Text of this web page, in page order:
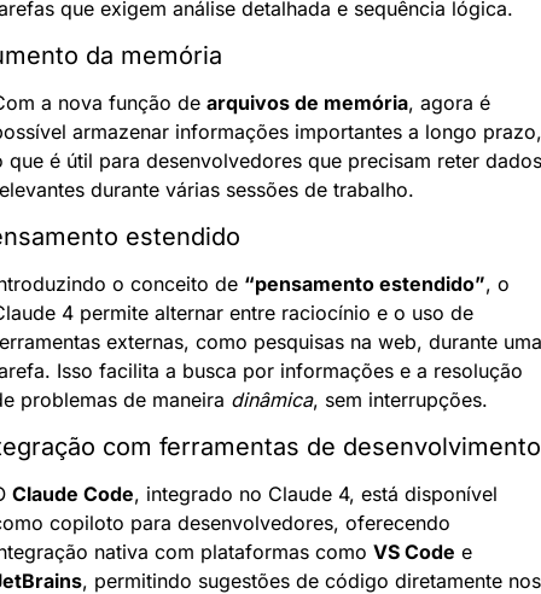
que exigem análise detalhada e sequência lógica.
da memória
a nova função de arquivos de memória, agora é
armazenar informações importantes a longo prazo,
que é útil para desenvolvedores que precisam reter dados
durante várias sessões de trabalho.
estendido
o conceito de “pensamento estendido”, o
4 permite alternar entre raciocínio e o uso de
externas, como pesquisas na web, durante uma
Isso facilita a busca por informações e a resolução
problemas de maneira dinâmica, sem interrupções.
com ferramentas de desenvolvimento
Claude Code, integrado no Claude 4, está disponível
copiloto para desenvolvedores, oferecendo
nativa com plataformas como VS Code
e
, permitindo sugestões de código diretamente nos